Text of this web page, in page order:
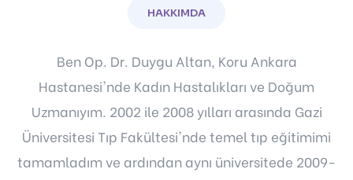
HAKKIMDA
Ben Op. Dr. Duygu Altan, Koru Ankara
Hastanesi'nde Kadın Hastalıkları ve Doğum
Uzmanıyım. 2002 ile 2008 yılları arasında Gazi
Üniversitesi Tıp Fakültesi'nde temel tıp eğitimimi
tamamladım ve ardından aynı üniversitede 2009-